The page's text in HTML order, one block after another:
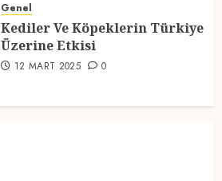
Genel
Kediler Ve Köpeklerin Türkiye
Üzerine Etkisi
12 MART 2025 0